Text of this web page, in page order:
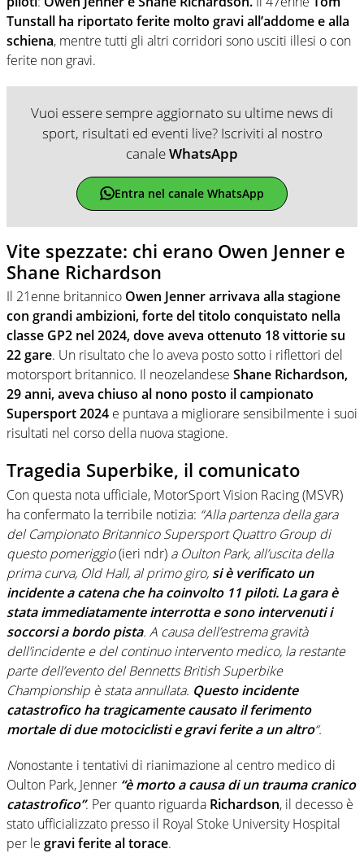
Tunstall ha riportato ferite molto gravi all’addome e alla
schiena, mentre tutti gli altri corridori sono usciti illesi o con
ferite non gravi.
Vuoi essere sempre aggiornato su ultime news di
sport, risultati ed eventi live? Iscriviti al nostro
canaleWhatsApp
Entra nel canale WhatsApp
Vite spezzate: chi erano Owen Jenner e
Shane Richardson
Il 21enne britannico Owen Jenner arrivava alla stagione
con grandi ambizioni, forte del titolo conquistato nella
classe GP2 nel 2024, dove aveva ottenuto 18 vittorie su
22 gare. Un risultato che lo aveva posto sotto i riflettori del
motorsport britannico. Il neozelandese Shane Richardson,
29 anni, aveva chiuso al nono posto il campionato
Supersport 2024 e puntava a migliorare sensibilmente i suoi
risultati nel corso della nuova stagione.
Tragedia Superbike, il comunicato
Con questa nota ufficiale, MotorSport Vision Racing (MSVR)
ha confermato la terribile notizia: “Alla partenza della gara
del Campionato Britannico Supersport Quattro Group di
questo pomeriggio(ieri ndr) a Oulton Park, all’uscita della
prima curva, Old Hall, al primo giro, si è verificato un
incidente a catena che ha coinvolto 11 piloti. La gara è
stata immediatamente interrotta e sono intervenuti i
soccorsi a bordo pista. A causa dell’estrema gravità
dell’incidente e del continuo intervento medico, la restante
parte dell’evento del Bennetts British Superbike
Championship è stata annullata. Questo incidente
catastrofico ha tragicamente causato il ferimento
mortale di due motociclisti e gravi ferite a un altro“.
Nonostante i tentativi di rianimazione al centro medico di
Oulton Park, Jenner “è morto a causa di un trauma cranico
catastrofico”. Per quanto riguarda Richardson, il decesso è
stato ufficializzato presso il Royal Stoke University Hospital
per le gravi ferite al torace.